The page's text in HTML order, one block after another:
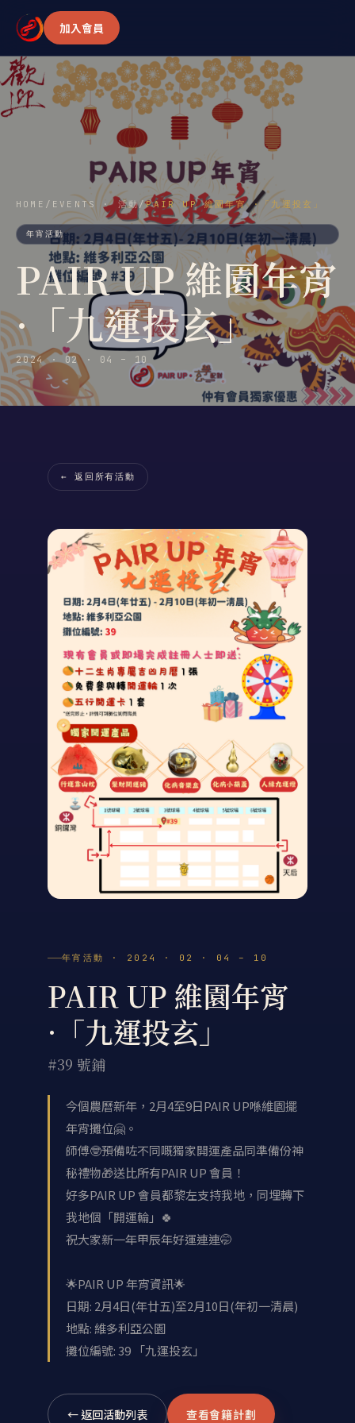
加入會員
HOME / EVENTS · 活動/PAIR UP 維園年宵 ·「九運投玄」
年宵活動
PAIR UP 維園年宵
·「九運投玄」
2024 · 02 · 04 – 10
← 返回所有活動
年宵活動 · 2024 · 02 · 04 – 10
PAIR UP 維園年宵
·「九運投玄」
#39 號鋪
今個農曆新年，2月4至9日PAIR UP喺維園擺
年宵攤位🤗。
師傅🤓預備咗不同嘅獨家開運產品同準備份神
秘禮物🎁送比所有PAIR UP 會員！
好多PAIR UP 會員都黎左支持我地，同埋轉下
我地個「開運輪」🍀
祝大家新一年甲辰年好運連連🤭
🌟PAIR UP 年宵資訊🌟
日期: 2月4日(年廿五)至2月10日(年初一清晨)
地點: 維多利亞公園
攤位編號: 39 「九運投玄」
← 返回活動列表 查看會籍計劃